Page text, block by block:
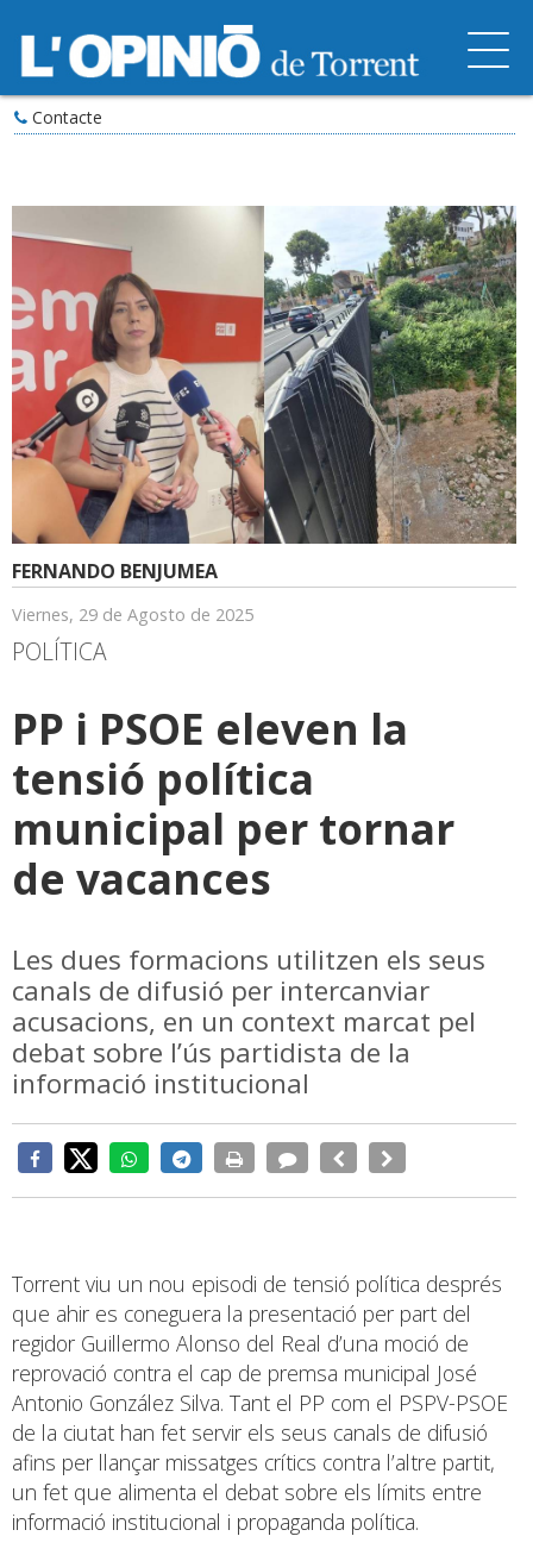
Contacte
FERNANDO BENJUMEA
Viernes, 29 de Agosto de 2025
POLÍTICA
PP i PSOE eleven la
tensió política
municipal per tornar
de vacances
Les dues formacions utilitzen els seus
canals de difusió per intercanviar
acusacions, en un context marcat pel
debat sobre l’ús partidista de la
informació institucional
Torrent viu un nou episodi de tensió política després
que ahir es coneguera la presentació per part del
regidor Guillermo Alonso del Real d’una moció de
reprovació contra el cap de premsa municipal José
Antonio González Silva. Tant el PP com el PSPV-PSOE
de la ciutat han fet servir els seus canals de difusió
afins per llançar missatges crítics contra l’altre partit,
un fet que alimenta el debat sobre els límits entre
informació institucional i propaganda política.